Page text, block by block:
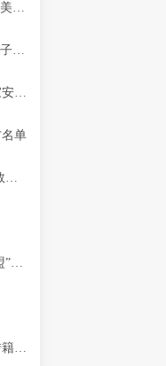
“银河号”历史重演？运往伊朗的中国货船被美突袭，美霸道行径之手伸长
日本半导体崛起要靠“偷”？中国台湾检方指控东京电子半导体技术窃取
美国成立食品供应链工作组应对所谓食品供应链国家安全威胁
单
日本计划制造1.4纳米尖端芯片，美日政府层面推动数字供应链合作
中国“全球航运商业网络”和美西方“未来国际贸易联盟”的航运数字博弈
印度落地政策铺路造船业发展，航运巨头旗下船舶转籍印度